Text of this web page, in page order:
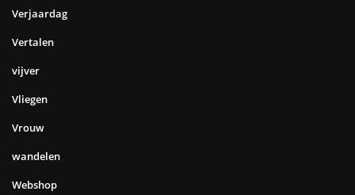
Verjaardag
Vertalen
vijver
Vliegen
Vrouw
wandelen
Webshop